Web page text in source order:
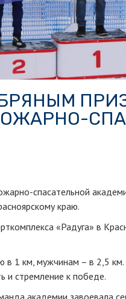
спасательной
краю.
«Радуга» в
1 км, мужчинам – в 2,5 км.
и стремление к победе.
академии завоевала